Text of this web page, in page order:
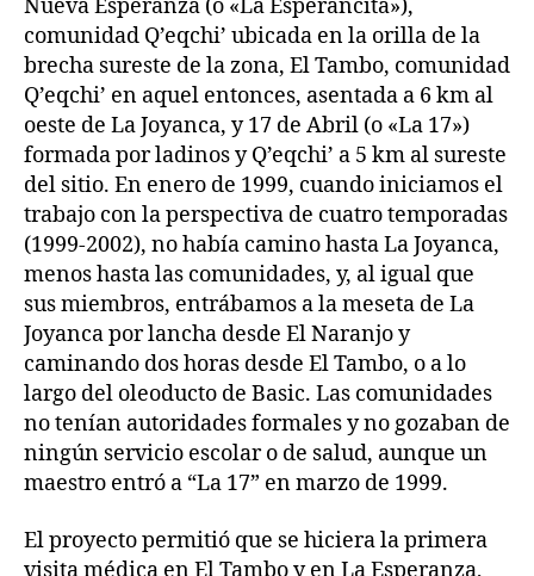
Nueva Esperanza (o «La Esperancita»),
comunidad Q’eqchi’ ubicada en la orilla de la
brecha sureste de la zona, El Tambo, comunidad
Q’eqchi’ en aquel entonces, asentada a 6 km al
oeste de La Joyanca, y 17 de Abril (o «La 17»)
formada por ladinos y Q’eqchi’ a 5 km al sureste
del sitio. En enero de 1999, cuando iniciamos el
trabajo con la perspectiva de cuatro temporadas
(1999-2002), no había camino hasta La Joyanca,
menos hasta las comunidades, y, al igual que
sus miembros, entrábamos a la meseta de La
Joyanca por lancha desde El Naranjo y
caminando dos horas desde El Tambo, o a lo
largo del oleoducto de Basic. Las comunidades
no tenían autoridades formales y no gozaban de
ningún servicio escolar o de salud, aunque un
maestro entró a “La 17” en marzo de 1999.
El proyecto permitió que se hiciera la primera
visita médica en El Tambo y en La Esperanza,